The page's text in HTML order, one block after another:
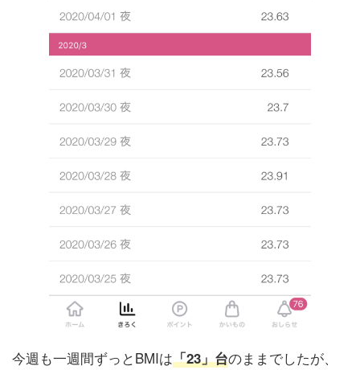
今週も一週間ずっとBMIは「23」台のままでしたが、